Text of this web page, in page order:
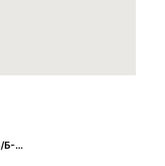
ВОДОЛАЗКА 953/Б-953